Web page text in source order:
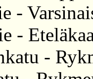
-
-
-